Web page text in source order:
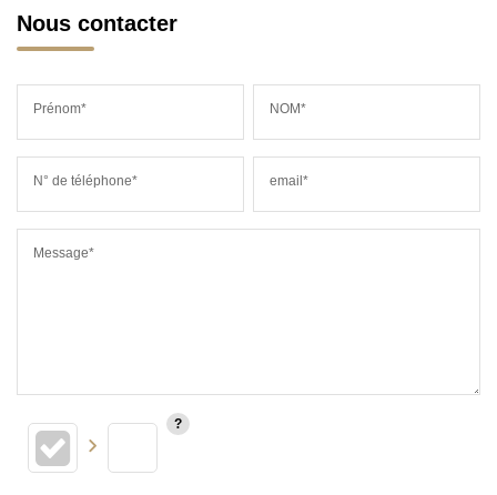
Nous contacter
Prénom* NOM*
N° de téléphone* email*
Message*